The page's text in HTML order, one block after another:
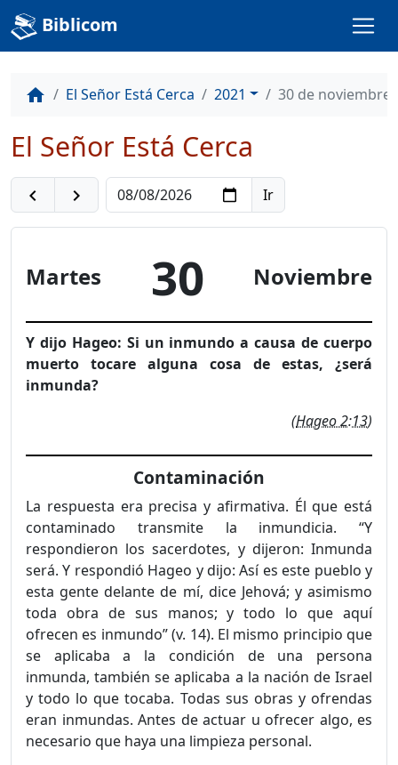
Biblicom
home El Señor Está Cerca 2021 30 de noviembre
El Señor Está Cerca
navigate_before navigate_next
Martes 30 Noviembre
Y dijo Hageo: Si un inmundo a causa de cuerpo
muerto tocare alguna cosa de estas, ¿será
inmunda?
(Hageo 2:13)
Contaminación
La respuesta era precisa y afirmativa. Él que está
contaminado transmite la inmundicia. “Y
respondieron los sacerdotes, y dijeron: Inmunda
será. Y respondió Hageo y dijo: Así es este pueblo y
esta gente delante de mí, dice Jehová; y asimismo
toda obra de sus manos; y todo lo que aquí
ofrecen es inmundo” (v. 14). El mismo principio que
se aplicaba a la condición de una persona
inmunda, también se aplicaba a la nación de Israel
y todo lo que tocaba. Todas sus obras y ofrendas
eran inmundas. Antes de actuar u ofrecer algo, es
necesario que haya una limpieza personal.